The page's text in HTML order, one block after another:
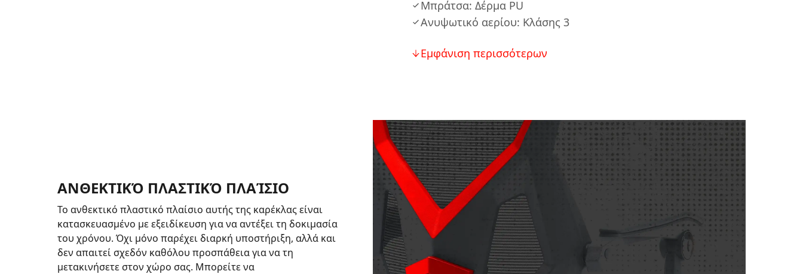
Μπράτσα: Δέρμα PU
Ανυψωτικό αερίου: Κλάσης 3
Εμφάνιση περισσότερων
ΑΝΘΕΚΤΙΚΌ ΠΛΑΣΤΙΚΌ ΠΛΑΊΣΙΟ
Το ανθεκτικό πλαστικό πλαίσιο αυτής της καρέκλας είναι
κατασκευασμένο με εξειδίκευση για να αντέξει τη δοκιμασία
του χρόνου. Όχι μόνο παρέχει διαρκή υποστήριξη, αλλά και
δεν απαιτεί σχεδόν καθόλου προσπάθεια για να τη
μετακινήσετε στον χώρο σας. Μπορείτε να